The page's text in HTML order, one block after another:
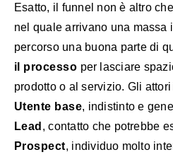
Esatto, il funnel non è altro
nel quale arrivano una massa
percorso una buona parte di
il processo per lasciare
prodotto o al servizio. Gli
Utente base, indistinto e
Lead , contatto che potrebbe
Prospect, individuo molto